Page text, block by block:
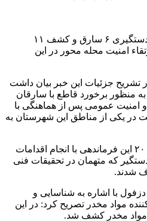
📌فرمانده انتظامی دزفول از دستگیری ۶ سارق و کشف ۱۱
محله محور در این
جزئیات این خبر بیان داشت
برخورد قاطع با سارقان
عمومی پس از هماهنگی با
۴۸ ساعت در یکی از مناطق این شهرستان به
ماموران کلانتری ۲۰ این فرماندهی با انجام اقدامات
که متهمان در تحقیقات فنی
اشاره به شناسایی و
مواد مخدر تصریح کرد: در این